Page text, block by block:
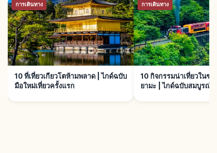
การเดินทาง
10 ที่เที่ยวเกียวโตห้ามพลาด | ไกด์ฉบับ
มือใหม่เที่ยวครั้งแรก
การเดินทาง
10 กิจกรรมน่าเที่ยวในซ
ยามะ | ไกด์ฉบับสมบูรณ์